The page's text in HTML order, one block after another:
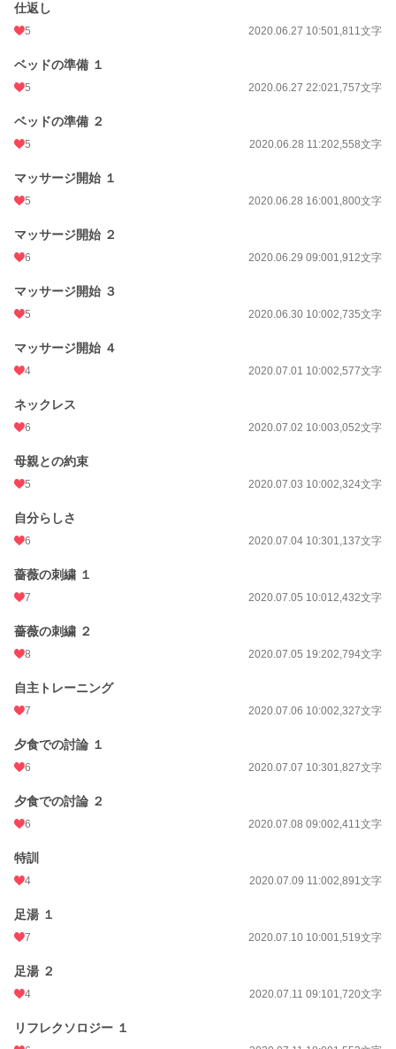
仕返し
5 2020.06.27 10:501,811文字
ベッドの準備 １
5 2020.06.27 22:021,757文字
ベッドの準備 ２
5 2020.06.28 11:202,558文字
マッサージ開始 １
5 2020.06.28 16:001,800文字
マッサージ開始 ２
6 2020.06.29 09:001,912文字
マッサージ開始 ３
5 2020.06.30 10:002,735文字
マッサージ開始 ４
4 2020.07.01 10:002,577文字
ネックレス
6 2020.07.02 10:003,052文字
母親との約束
5 2020.07.03 10:002,324文字
自分らしさ
6 2020.07.04 10:301,137文字
薔薇の刺繍 １
7 2020.07.05 10:012,432文字
薔薇の刺繍 ２
8 2020.07.05 19:202,794文字
自主トレーニング
7 2020.07.06 10:002,327文字
夕食での討論 １
6 2020.07.07 10:301,827文字
夕食での討論 ２
6 2020.07.08 09:002,411文字
特訓
4 2020.07.09 11:002,891文字
足湯 １
7 2020.07.10 10:001,519文字
足湯 ２
4 2020.07.11 09:101,720文字
リフレクソロジー １